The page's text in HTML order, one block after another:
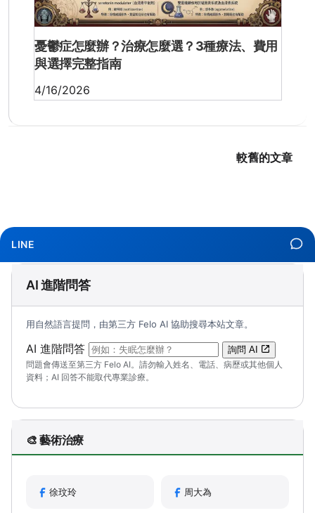
憂鬱症怎麼辦？治療怎麼選？3種療法、費用
與選擇完整指南
4/16/2026
較舊的文章
LINE
AI 進階問答
用自然語言提問，由第三方 Felo AI 協助搜尋本站文章。
AI 進階問答 （可輸入自然語言問題；送出後會開啟 Felo
詢問 AI
問題會傳送至第三方 Felo AI。請勿輸入姓名、電話、病歷或其他個人
資料；AI 回答不能取代專業診療。
🎨 藝術治療
徐玟玲 周大為